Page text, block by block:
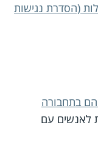
(הסדרת נגישות
בתחבורה
לאנשים עם